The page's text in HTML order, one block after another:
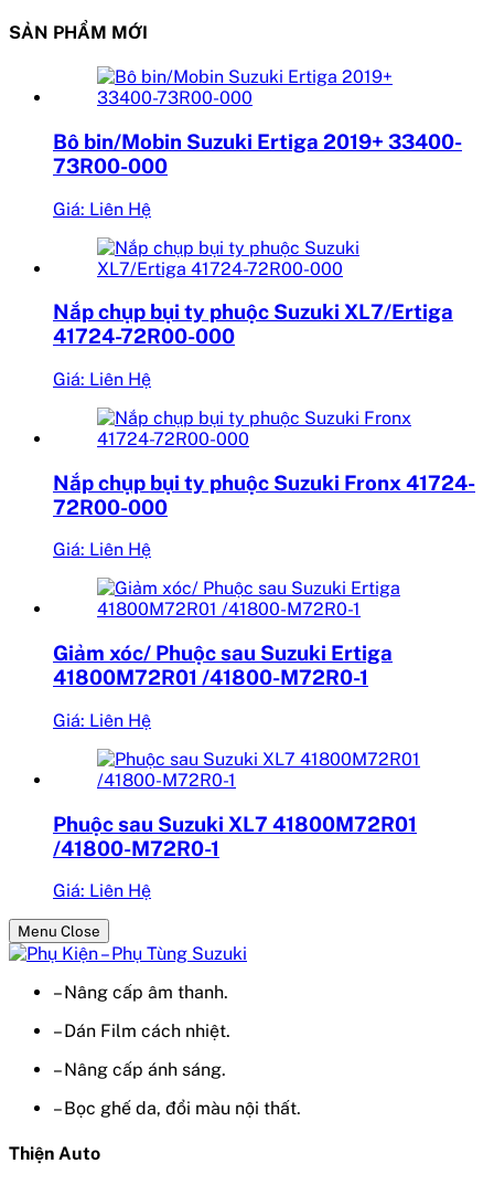
SẢN PHẨM MỚI
Bô bin/Mobin Suzuki Ertiga 2019+ 33400-
73R00-000
Giá: Liên Hệ
Nắp chụp bụi ty phuộc Suzuki XL7/Ertiga
41724-72R00-000
Giá: Liên Hệ
Nắp chụp bụi ty phuộc Suzuki Fronx 41724-
72R00-000
Giá: Liên Hệ
Giảm xóc/ Phuộc sau Suzuki Ertiga
41800M72R01 /41800-M72R0-1
Giá: Liên Hệ
Phuộc sau Suzuki XL7 41800M72R01
/41800-M72R0-1
Giá: Liên Hệ
Menu Close
– Nâng cấp âm thanh.
– Dán Film cách nhiệt.
– Nâng cấp ánh sáng.
– Bọc ghế da, đổi màu nội thất.
Thiện Auto